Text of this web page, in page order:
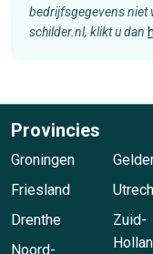
bedrijfsgegevens niet
schilder.nl, klikt u dan
Provincies
Groningen
Friesland
Drenthe
Noord-
Zuid-